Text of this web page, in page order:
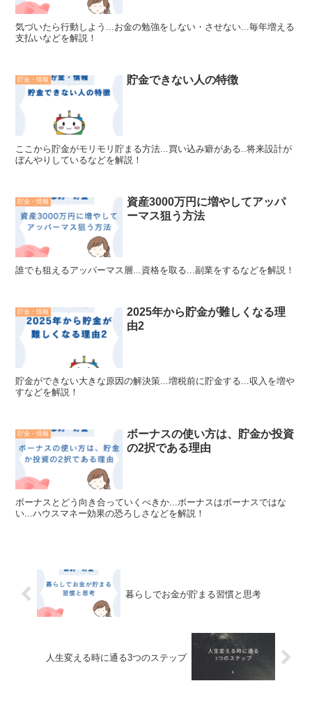
気づいたら行動しよう...お金の勉強をしない・させない...毎年増える
支払いなどを解説！
貯金・情報 貯金できない人の特徴
ここから貯金がモリモリ貯まる方法...買い込み癖がある..将来設計が
ぼんやりしているなどを解説！
貯金・情報
資産3000万円に増やしてアッパ
ーマス狙う方法
誰でも狙えるアッパーマス層...資格を取る...副業をするなどを解説！
貯金・情報
2025年から貯金が難しくなる理
由2
貯金ができない大きな原因の解決策...増税前に貯金する...収入を増や
すなどを解説！
貯金・情報
ボーナスの使い方は、貯金か投資
の2択である理由
ボーナスとどう向き合っていくべきか...ボーナスはボーナスではな
い...ハウスマネー効果の恐ろしさなどを解説！
暮らしでお金が貯まる習慣と思考
人生変える時に通る3つのステップ